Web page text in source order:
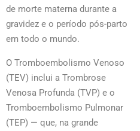
de morte materna durante a
gravidez e o período pós-parto
em todo o mundo.
O Tromboembolismo Venoso
(TEV) inclui a Trombrose
Venosa Profunda (TVP) e o
Tromboembolismo Pulmonar
(TEP) — que, na grande